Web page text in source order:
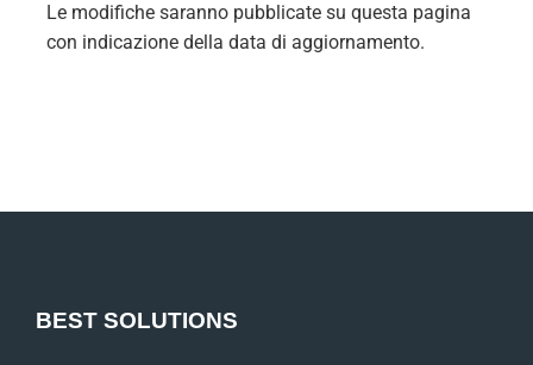
Le modifiche saranno pubblicate su questa pagina
con indicazione della data di aggiornamento.
BEST SOLUTIONS